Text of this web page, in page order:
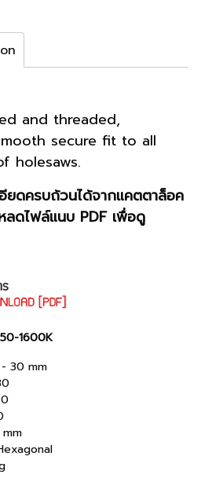
and threaded,
secure fit to all
holesaws.
ยดครบถ้วนได้จากแคตตาล็อค
ดไฟล์แนบ PDF เพื่อดู
1600K
- 30 mm